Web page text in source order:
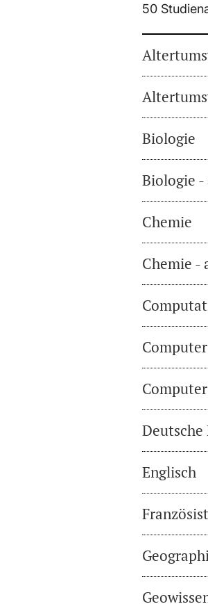
50
Biologie
Biologie -
Chemie
Chemie -
Englisch